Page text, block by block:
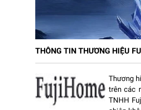
I. Phân tích chi tiết máy làm đá
1. Thiết kế hiện đại, chuyên
Ngay từ cái nhìn đầu tiên,
THÔNG TIN THƯƠNG HIỆU
Thương
trên các
TNHH